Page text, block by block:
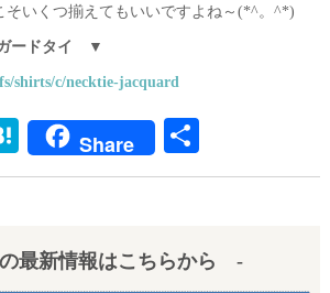
そいくつ揃えてもいいですよね～(*^。^*)
ードタイ ▼
shirts/c/necktie-jacquard
H
at
a
Share
有
最新情報はこちらから -